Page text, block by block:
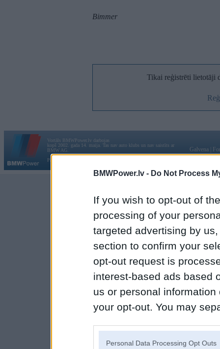
BMWPower.lv - Do Not Process
If you wish to opt-out of
processing of your
targeted advertising by
section to confirm your
opt-out request is
interest-based ads based
us or personal
your opt-out. You may
Personal Data Processing Opt Outs
Bimmer
Tikai reģistrēti lietotāji
Vortāls BMWPower.lv darbojas
kopš 2002. gada 14. maija. Tas nav auto klubs un nav saistīts ar
BMW AG.
Par BMWPower
Galvena